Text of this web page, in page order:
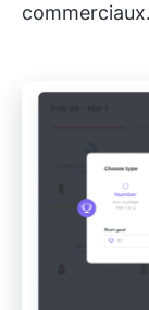
commerciaux.